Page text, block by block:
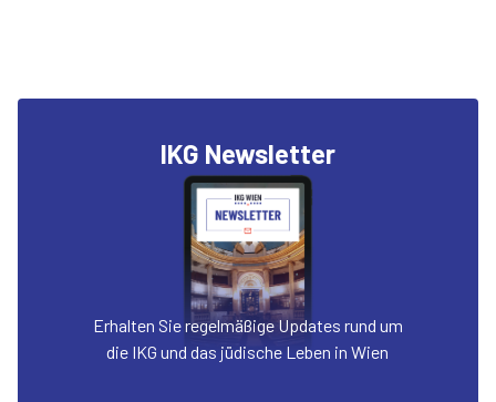
IKG Newsletter
Erhalten Sie regelmäßige Updates rund um
die IKG und das jüdische Leben in Wien